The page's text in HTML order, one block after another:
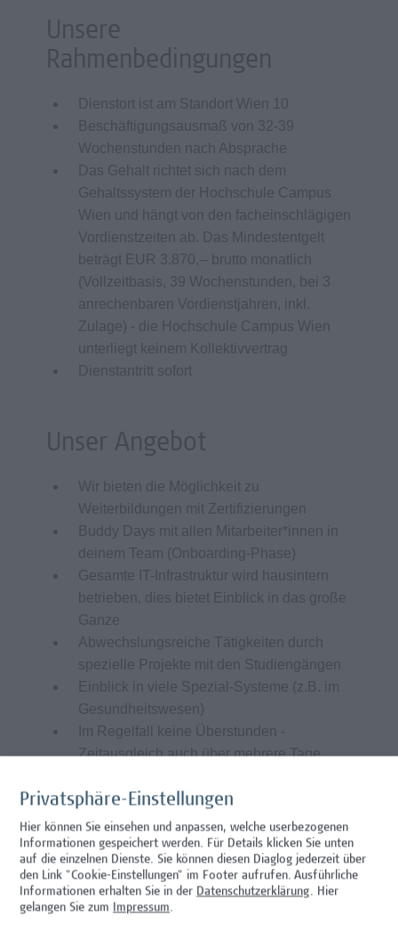
Unsere
Rahmenbedingungen
Dienstort ist am Standort Wien 10
Beschäftigungsausmaß von 32-39
Wochenstunden nach Absprache
Das Gehalt richtet sich nach dem
Gehaltssystem der Hochschule Campus
Wien und hängt von den facheinschlägigen
Vordienstzeiten ab. Das Mindestentgelt
beträgt EUR 3.870,-- brutto monatlich
(Vollzeitbasis, 39 Wochenstunden, bei 3
anrechenbaren Vordienstjahren, inkl.
Zulage) - die Hochschule Campus Wien
unterliegt keinem Kollektivvertrag
Dienstantritt sofort
Unser Angebot
Wir bieten die Möglichkeit zu
Weiterbildungen mit Zertifizierungen
Buddy Days mit allen Mitarbeiter*innen in
deinem Team (Onboarding-Phase)
Gesamte IT-Infrastruktur wird hausintern
betrieben, dies bietet Einblick in das große
Ganze
Abwechslungsreiche Tätigkeiten durch
spezielle Projekte mit den Studiengängen
Einblick in viele Spezial-Systeme (z.B. im
Gesundheitswesen)
Im Regelfall keine Überstunden -
Zeitausgleich auch über mehrere Tage
Möglichkeit zu 3 Wochen durchgehendem
Urlaub
Arbeitsplatz im 10. Bezirk ist optimal
öffentlich, mit Auto oder Fahrrad erreichbar
(Garagenplätze vorhanden)
Lebensmittelgutscheine und
Privatsphäre-Einstellungen
Hier können Sie einsehen und anpassen, welche userbezogenen
Informationen gespeichert werden. Für Details klicken Sie unten
auf die einzelnen Dienste. Sie können diesen Diaglog jederzeit über
den Link "Cookie-Einstellungen" im Footer aufrufen. Ausführliche
Informationen erhalten Sie in der Datenschutzerklärung. Hier
gelangen Sie zum Impressum.